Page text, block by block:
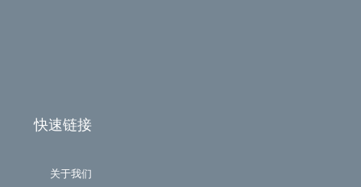
快速链接
关于我们